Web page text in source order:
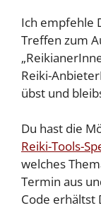
Ich empfehle
Treffen zum
Reiki-
übst und
Du hast die
Reiki-Tools-
welches
Termin aus
Code erhältst